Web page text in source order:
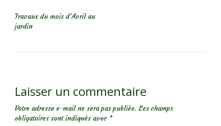
Travaux du mois d’Avril au
jardin
Laisser un commentaire
Votre adresse e-mail ne sera pas publiée. Les champs
obligatoires sont indiqués avec *